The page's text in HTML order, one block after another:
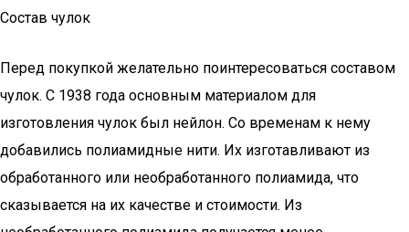
Состав чулок
Перед покупкой желательно поинтересоваться составом
чулок. С 1938 года основным материалом для
изготовления чулок был нейлон. Со временам к нему
добавились полиамидные нити. Их изготавливают из
обработанного или необработанного полиамида, что
сказывается на их качестве и стоимости. Из